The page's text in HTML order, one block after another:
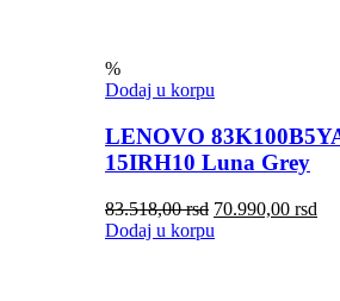
%
Dodaj u korpu
LENOVO
15IRH10 Luna Grey
83.518,00rsd 70.990,00 rsd
Dodaj u korpu